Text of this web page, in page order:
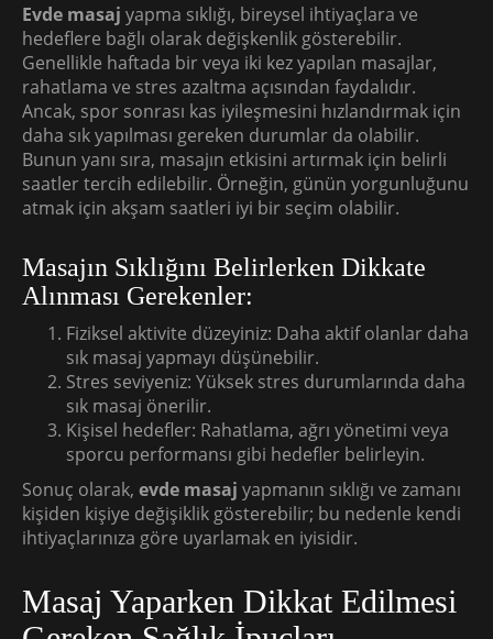
Evde masaj yapma sıklığı, bireysel ihtiyaçlara ve
hedeflere bağlı olarak değişkenlik gösterebilir.
Genellikle haftada bir veya iki kez yapılan masajlar,
rahatlama ve stres azaltma açısından faydalıdır.
Ancak, spor sonrası kas iyileşmesini hızlandırmak için
daha sık yapılması gereken durumlar da olabilir.
Bunun yanı sıra, masajın etkisini artırmak için belirli
saatler tercih edilebilir. Örneğin, günün yorgunluğunu
atmak için akşam saatleri iyi bir seçim olabilir.
Masajın Sıklığını Belirlerken Dikkate
Alınması Gerekenler:
Fiziksel aktivite düzeyiniz: Daha aktif olanlar daha
sık masaj yapmayı düşünebilir.
Stres seviyeniz: Yüksek stres durumlarında daha
sık masaj önerilir.
Kişisel hedefler: Rahatlama, ağrı yönetimi veya
sporcu performansı gibi hedefler belirleyin.
Sonuç olarak, evde masaj yapmanın sıklığı ve zamanı
kişiden kişiye değişiklik gösterebilir; bu nedenle kendi
ihtiyaçlarınıza göre uyarlamak en iyisidir.
Masaj Yaparken Dikkat Edilmesi